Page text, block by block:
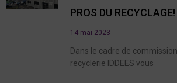
PROS DU
14 mai 2023
Dans le cadre de
recyclerie IDDEES vous